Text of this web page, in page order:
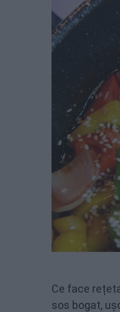
Ce face
sos bogat,